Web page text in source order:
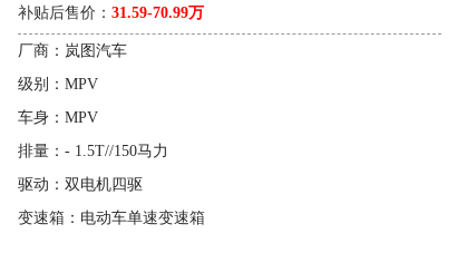
补贴后售价： 31.59-70.99万
厂商：岚图汽车
级别：MPV
车身：MPV
排量：- 1.5T//150马力
驱动：双电机四驱
变速箱：电动车单速变速箱